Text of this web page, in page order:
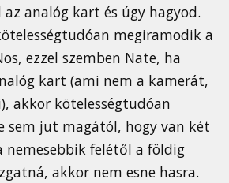
analóg kart és úgy hagyod.
megiramodik a
ezzel szemben Nate, ha
kart (ami nem a kamerát,
akkor kötelességtudóan
sem jut magától, hogy van két
nemesebbik felétől a földig
akkor nem esne hasra.